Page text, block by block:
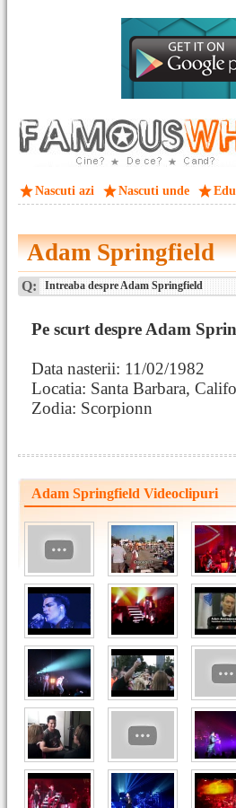
Nascuti azi Nascuti unde
Adam Springfield
Q: Intreaba despre Adam Springfield
Pe scurt despre Adam
Data nasterii: 11/02/1982
Locatia: Santa Barbara,
Zodia: Scorpionn
Adam Springfield Videoclipuri